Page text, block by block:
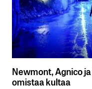
Newmont, Agnico
omistaa kultaa